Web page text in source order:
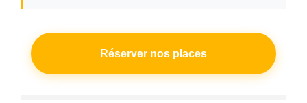
Réserver nos places